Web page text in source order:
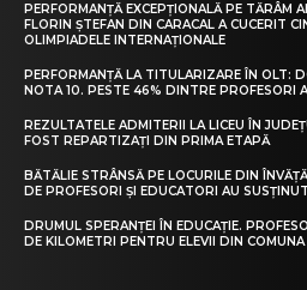
PERFORMANȚĂ EXCEPȚIONALĂ PE TĂRÂM
FLORIN ȘTEFAN DIN CARACAL A CUCERIT
OLIMPIADELE INTERNAȚIONALE
PERFORMANȚĂ LA TITULARIZARE ÎN OLT:
NOTA 10. PESTE 46% DINTRE PROFESORI
REZULTATELE ADMITERII LA LICEU ÎN
FOST REPARTIZAȚI DIN PRIMA ETAPĂ
BĂTĂLIE STRÂNSĂ PE LOCURILE DIN
DE PROFESORI ȘI EDUCATORI AU
DRUMUL SPERANȚEI ÎN EDUCAȚIE.
DE KILOMETRI PENTRU ELEVII DIN COMUNA